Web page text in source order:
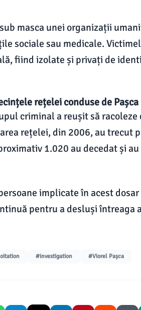
masca unei organizații
sociale sau medicale.
fiind izolate și privați de
rețelei conduse de Pașca
criminal a reușit să
rețelei, din 2006, au trecut
1.020 au decedat și
implicate în acest
pentru a desluși întreaga
#investigation #Viorel Pașca